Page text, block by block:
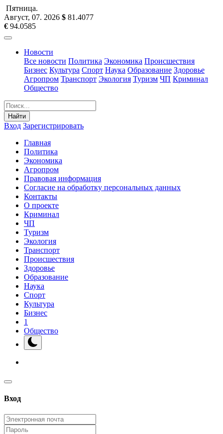
Пятница.
Август, 07. 2026 $ 81.4077
€ 94.0585
Новости
Все новости Политика Экономика Происшествия
Бизнес Культура Спорт Наука Образование Здоровье
Агропром Транспорт Экология Туризм ЧП Криминал
Общество
Найти
Вход Зарегистрировать
Главная
Политика
Экономика
Агропром
Правовая информация
Согласие на обработку персональных данных
Контакты
О проекте
Криминал
ЧП
Туризм
Экология
Транспорт
Происшествия
Здоровье
Образование
Наука
Спорт
Культура
Бизнес
1
Общество
Вход